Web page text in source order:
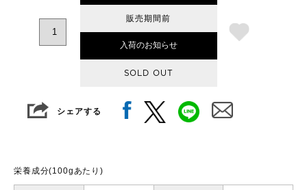
販売期間前
入荷のお知らせ
SOLD OUT
シェアする
栄養成分(100gあたり)